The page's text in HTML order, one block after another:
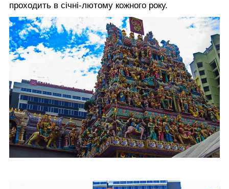
проходить в січні-лютому кожного року.